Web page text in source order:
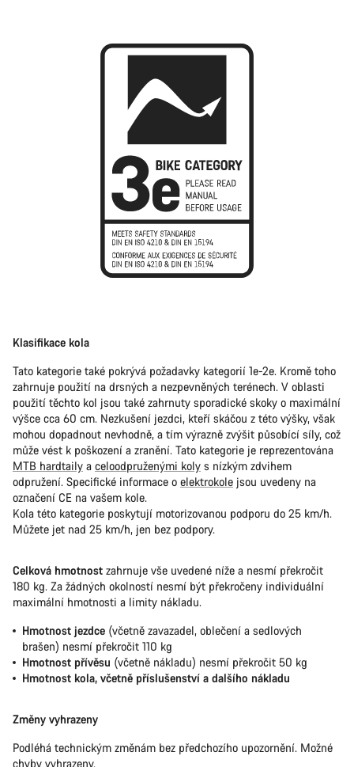
Klasifikace kola
Tato kategorie také pokrývá požadavky kategorií 1e-2e. Kromě toho
zahrnuje použití na drsných a nezpevněných terénech. V oblasti
použití těchto kol jsou také zahrnuty sporadické skoky o maximální
výšce cca 60 cm. Nezkušení jezdci, kteří skáčou z této výšky, však
mohou dopadnout nevhodně, a tím výrazně zvýšit působící síly, což
může vést k poškození a zranění. Tato kategorie je reprezentována
MTB hardtaily a celoodpruženými koly s nízkým zdvihem
odpružení. Specifické informace o elektrokole jsou uvedeny na
označení CE na vašem kole.
Kola této kategorie poskytují motorizovanou podporu do 25 km/h.
Můžete jet nad 25 km/h, jen bez podpory.
Celková hmotnost zahrnuje vše uvedené níže a nesmí překročit
180 kg. Za žádných okolností nesmí být překročeny individuální
maximální hmotnosti a limity nákladu.
Hmotnost jezdce (včetně zavazadel, oblečení a sedlových
brašen) nesmí překročit 110 kg
Hmotnost přívěsu (včetně nákladu) nesmí překročit 50 kg
Hmotnost kola, včetně příslušenství a dalšího nákladu
Změny vyhrazeny
Podléhá technickým změnám bez předchozího upozornění. Možné
chyby vyhrazeny.